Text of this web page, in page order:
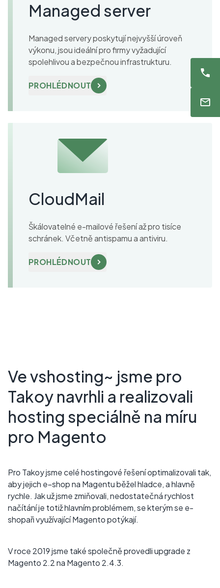
Managed server
Managed servery poskytují nejvyšší úroveň
výkonu, jsou ideální pro firmy vyžadující
spolehlivou a bezpečnou infrastrukturu.
PROHLÉDNOUT
CloudMail
Škálovatelné e-mailové řešení až pro tisíce
schránek. Včetně antispamu a antiviru.
PROHLÉDNOUT
Ve vshosting~ jsme pro
Takoy navrhli a realizovali
hosting speciálně na míru
pro Magento
Pro Takoy jsme celé hostingové řešení optimalizovali tak,
aby jejich e–shop na Magentu běžel hladce, a hlavně
rychle. Jak už jsme zmiňovali, nedostatečná rychlost
načítání je totiž hlavním problémem, se kterým se e-
shopaři využívající Magento potýkají.
V roce 2019 jsme také společně provedli upgrade z
Magento 2.2 na Magento 2.4.3.